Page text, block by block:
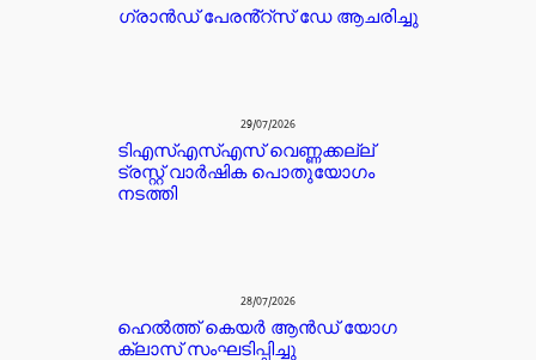
ഗ്രാൻഡ് പേരൻ്റ്സ് ഡേ ആചരിച്ചു
29/07/2026
ടിഎസ്എസ്എസ് വെണ്ണക്കല്ല്
ട്രസ്റ്റ് വാർഷിക പൊതുയോഗം
നടത്തി
28/07/2026
ഹെൽത്ത് കെയർ ആൻഡ് യോഗ
ക്ലാസ് സംഘടിപ്പിച്ചു